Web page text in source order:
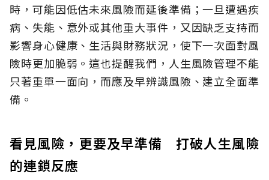
時，可能因低估未來風險而延後準備；一旦遭遇疾
病、失能、意外或其他重大事件，又因缺乏支持而
影響身心健康、生活與財務狀況，使下一次面對風
險時更加脆弱。這也提醒我們，人生風險管理不能
只著重單一面向，而應及早辨識風險、建立全面準
備。
看見風險，更要及早準備 打破人生風險
的連鎖反應